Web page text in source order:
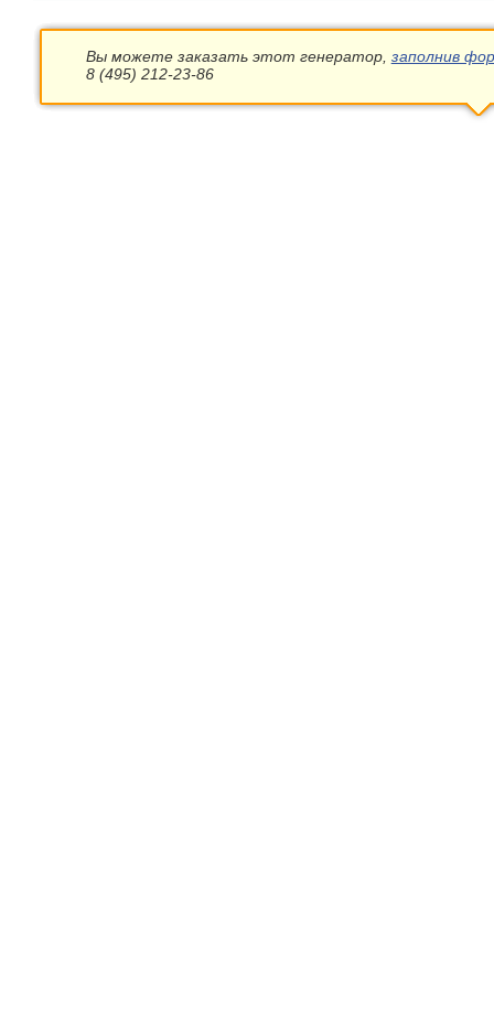
Вы можете заказать этот генератор, заполнив
8 (495) 212-23-86